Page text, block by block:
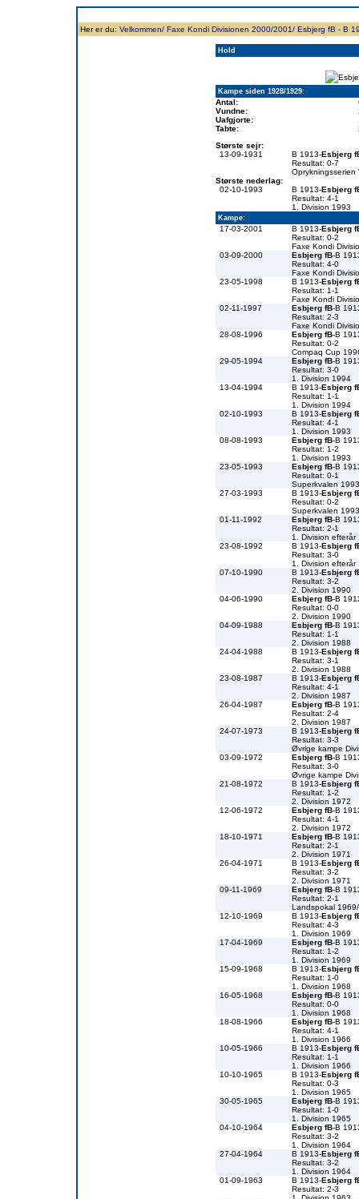
Her er du: Velkommen/ Faxe Kondi Divisionen 2000/2001/ Esbjerg fB - B
Hold
Kampe siden 1928/1929:
Antal:
Vundne:
Uafgjorte:
Tabte:
Største sejr:
13-09-1931
B 1913-Esbjerg
Resultat: 0-7
Største nederlag:
02-10-1993
B 1913-Esbjerg
Resultat: 4-1
1. Division 1993
Kampe:
17-03-2001 B 1913-Esbjerg
Resultat: 0-2
Faxe Kondi
03-09-2000
Esbjerg fB-B
Resultat: 4-0
Faxe Kondi
23-05-1998
B 1913-Esbjerg
Resultat: 1-1
Faxe Kondi
02-11-1997
Esbjerg fB-B
Resultat: 2-3
Faxe Kondi
28-08-1996
Esbjerg fB-B
Resultat: 0-2
Compaq Cup
29-05-1994
Esbjerg fB-B
Resultat: 3-0
1. Division 1994
13-04-1994
B 1913-Esbjerg
Resultat: 1-1
1. Division 1994
02-10-1993
B 1913-Esbjerg
Resultat: 4-1
1. Division 1993
08-08-1993
Esbjerg fB-B
Resultat: 1-2
1. Division 1993
23-05-1993
Esbjerg fB-B
Resultat: 0-1
Superkvalen 1993
27-03-1993
B 1913-Esbjerg
Resultat: 0-2
Superkvalen 1993
01-11-1992
Esbjerg fB-B
Resultat: 2-1
1. Division efterår
23-08-1992
B 1913-Esbjerg
Resultat: 3-0
1. Division efterår
07-10-1990
B 1913-Esbjerg
Resultat: 3-2
2. Division 1990
04-06-1990
Esbjerg fB-B
Resultat: 0-0
2. Division 1990
04-09-1988
Esbjerg fB-B
Resultat: 1-1
2. Division 1988
24-04-1988
B 1913-Esbjerg
Resultat: 3-1
2. Division 1988
23-08-1987
B 1913-Esbjerg
Resultat: 4-1
2. Division 1987
26-04-1987
Esbjerg fB-B
Resultat: 2-4
2. Division 1987
24-07-1973
B 1913-Esbjerg
Resultat: 3-3
Øvrige kampe
03-09-1972
Esbjerg fB-B
Resultat: 3-0
Øvrige kampe
21-08-1972
B 1913-Esbjerg
Resultat: 1-2
2. Division 1972
12-06-1972
Esbjerg fB-B
Resultat: 4-1
2. Division 1972
18-10-1971
Esbjerg fB-B
Resultat: 2-1
2. Division 1971
26-04-1971
B 1913-Esbjerg
Resultat: 3-2
2. Division 1971
09-11-1969
Esbjerg fB-B
Resultat: 2-1
Landspokal
12-10-1969
B 1913-Esbjerg
Resultat: 4-3
1. Division 1969
17-04-1969
Esbjerg fB-B
Resultat: 1-2
1. Division 1969
15-09-1968
B 1913-Esbjerg
Resultat: 1-0
1. Division 1968
16-05-1968
Esbjerg fB-B
Resultat: 0-0
1. Division 1968
18-08-1966
Esbjerg fB-B
Resultat: 4-1
1. Division 1966
10-05-1966
B 1913-Esbjerg
Resultat: 1-1
1. Division 1966
10-10-1965
B 1913-Esbjerg
Resultat: 0-3
1. Division 1965
30-05-1965
Esbjerg fB-B
Resultat: 1-0
1. Division 1965
04-10-1964
Esbjerg fB-B
Resultat: 3-2
1. Division 1964
27-04-1964
B 1913-Esbjerg
Resultat: 3-2
1. Division 1964
01-09-1963
B 1913-Esbjerg
Resultat: 2-3